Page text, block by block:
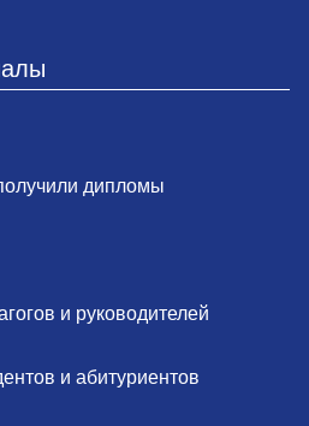
дипломы
и руководителей
и абитуриентов